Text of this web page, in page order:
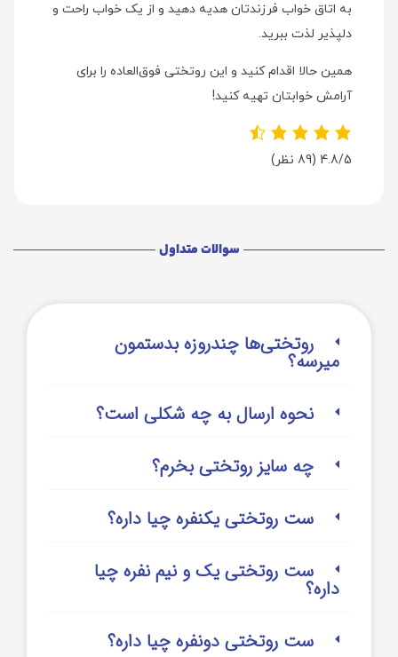
به اتاق خواب فرزندتان هدیه دهید و از یک خواب راحت و
دلپذیر لذت ببرید.
همین حالا اقدام کنید و این روتختی فوق‌العاده را برای
آرامش خوابتان تهیه کنید!
4.8/5 (89 نظر)
سوالات متداول
روتختی‌‌ها چندروزه بدستمون
میرسه؟
نحوه ارسال به چه شکلی است؟
چه سایز روتختی بخرم؟
ست روتختی یکنفره چیا داره؟
ست روتختی یک و نیم نفره چیا
داره؟
ست روتختی دونفره چیا داره؟